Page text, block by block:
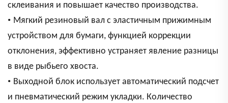
склеивания и повышает качество производства.
• Мягкий резиновый вал с эластичным прижимным
устройством для бумаги, функцией коррекции
отклонения, эффективно устраняет явление разницы
в виде рыбьего хвоста.
• Выходной блок использует автоматический подсчет
и пневматический режим укладки. Количество